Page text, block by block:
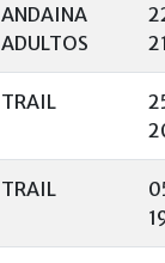
ANDAINA
ADULTOS
TRAIL
TRAIL